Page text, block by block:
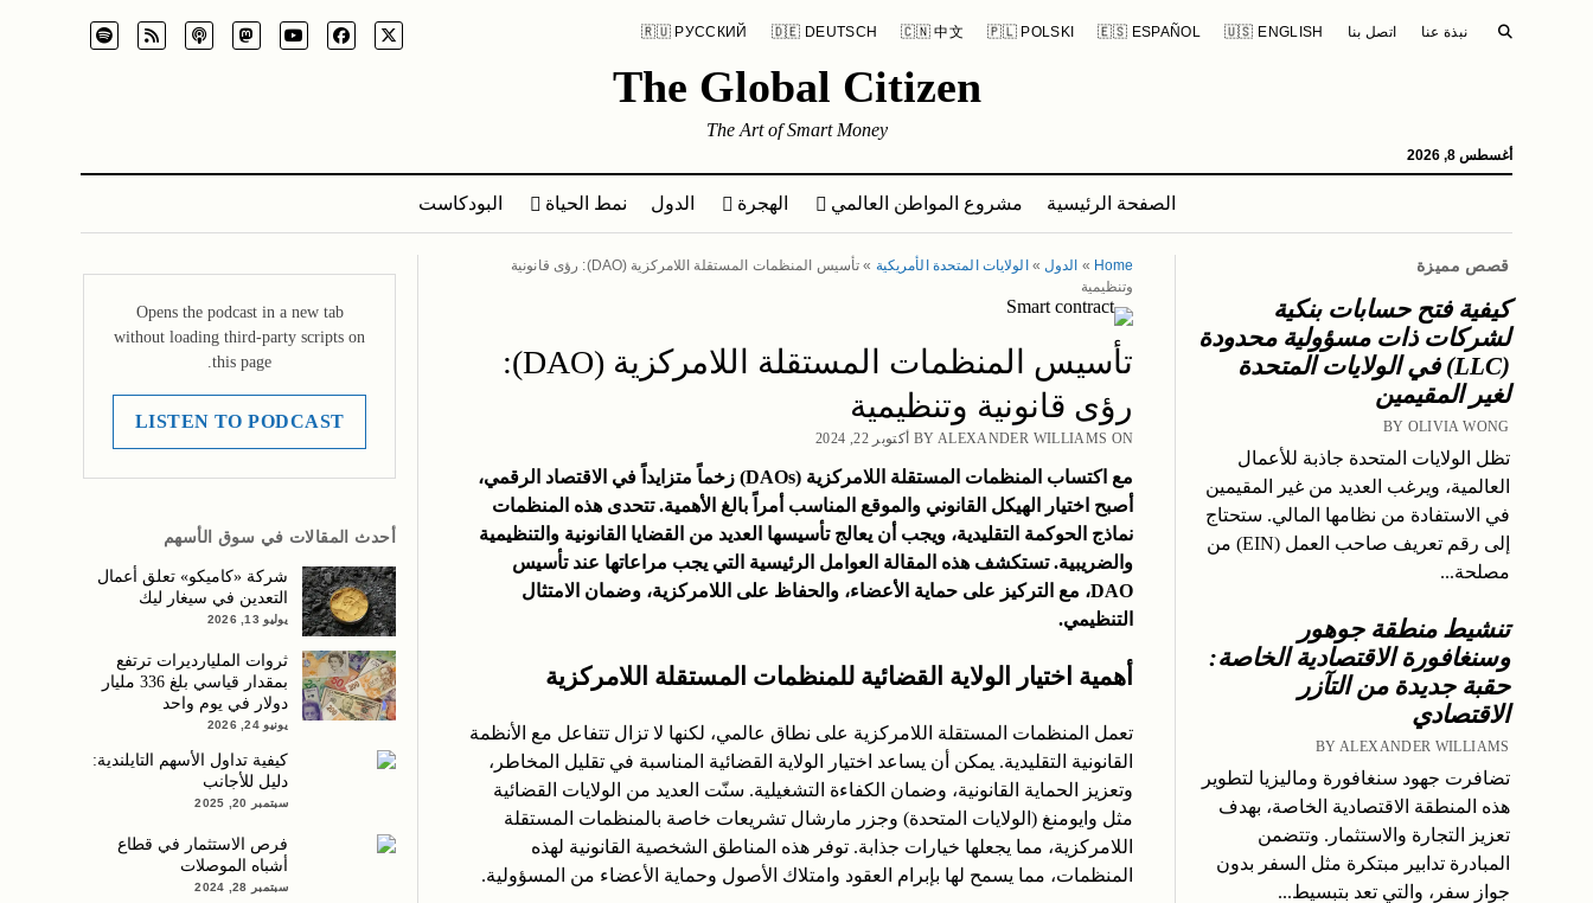
SEARCH
نبذة عنا اتصل بنا 🇺🇸 ENGLISH
🇪🇸 ESPAÑOL
🇵🇱 POLSKI
🇨🇳 中文
🇩🇪 DEUTSCH
🇷🇺 РУССКИЙ
The Global Citizen
أغسطس 8, 2026
The Art of Smart Money
الصفحة الرئيسية مشروع المواطن العالمي الهجرة الدول نمط الحياة البودكاست
قصص مميزة
كيفية فتح حسابات بنكية
لشركات ذات مسؤولية محدودة
(LLC) في الولايات المتحدة
لغير المقيمين
BY OLIVIA WONG
تظل الولايات المتحدة جاذبة للأعمال
العالمية، ويرغب العديد من غير المقيمين
في الاستفادة من نظامها المالي. ستحتاج
إلى رقم تعريف صاحب العمل (EIN) من
مصلحة...
تنشيط منطقة جوهور
وسنغافورة الاقتصادية الخاصة:
حقبة جديدة من التآزر
الاقتصادي
BY ALEXANDER WILLIAMS
تضافرت جهود سنغافورة وماليزيا لتطوير
هذه المنطقة الاقتصادية الخاصة، بهدف
تعزيز التجارة والاستثمار. وتتضمن
المبادرة تدابير مبتكرة مثل السفر بدون
جواز سفر، والتي تعد بتبسيط...
Home
» الدول » الولايات المتحدة الأمريكية »
تأسيس المنظمات المستقلة اللامركزية (DAO): رؤى قانونية
وتنظيمية
تأسيس المنظمات المستقلة اللامركزية (DAO):
رؤى قانونية وتنظيمية
BY ALEXANDER WILLIAMS ON أكتوبر 22, 2024
مع اكتساب المنظمات المستقلة اللامركزية (DAOs) زخماً متزايداً في الاقتصاد الرقمي،
أصبح اختيار الهيكل القانوني والموقع المناسب أمراً بالغ الأهمية. تتحدى هذه المنظمات
نماذج الحوكمة التقليدية، ويجب أن يعالج تأسيسها العديد من القضايا القانونية والتنظيمية
والضريبية. تستكشف هذه المقالة العوامل الرئيسية التي يجب مراعاتها عند تأسيس
DAO، مع التركيز على حماية الأعضاء، والحفاظ على اللامركزية، وضمان الامتثال
التنظيمي.
أهمية اختيار الولاية القضائية للمنظمات المستقلة اللامركزية
تعمل المنظمات المستقلة اللامركزية على نطاق عالمي، لكنها لا تزال تتفاعل مع الأنظمة
القانونية التقليدية. يمكن أن يساعد اختيار الولاية القضائية المناسبة في تقليل المخاطر،
وتعزيز الحماية القانونية، وضمان الكفاءة التشغيلية. سنّت العديد من الولايات القضائية
مثل وايومنغ (الولايات المتحدة) وجزر مارشال تشريعات خاصة بالمنظمات المستقلة
اللامركزية، مما يجعلها خيارات جذابة. توفر هذه المناطق الشخصية القانونية لهذه
المنظمات، مما يسمح لها بإبرام العقود وامتلاك الأصول وحماية الأعضاء من المسؤولية.
Opens the podcast in a new tab
without loading third-party scripts on
this page.
LISTEN TO PODCAST
أحدث المقالات في سوق الأسهم
شركة «كاميكو» تعلق أعمال
التعدين في سيغار ليك
يوليو 13, 2026
ثروات المليارديرات ترتفع
بمقدار قياسي بلغ 336 مليار
دولار في يوم واحد
يونيو 24, 2026
كيفية تداول الأسهم التايلندية:
دليل للأجانب
سبتمبر 20, 2025
فرص الاستثمار في قطاع
أشباه الموصلات
سبتمبر 28, 2024